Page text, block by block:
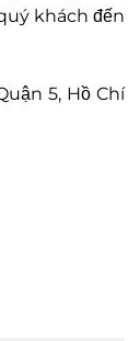
khách đến
5, Hồ Chí